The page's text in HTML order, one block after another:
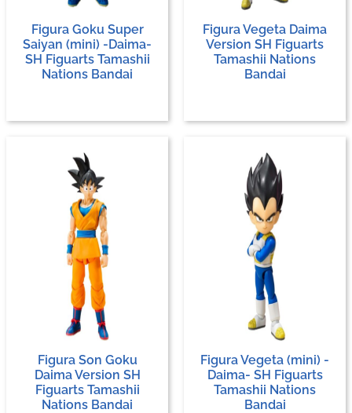
Figura Goku Super
Saiyan (mini) -Daima-
SH Figuarts Tamashii
Nations Bandai
Figura Vegeta Daima
Version SH Figuarts
Tamashii Nations
Bandai
Figura Son Goku
Daima Version SH
Figuarts Tamashii
Nations Bandai
Figura Vegeta (mini) -
Daima- SH Figuarts
Tamashii Nations
Bandai